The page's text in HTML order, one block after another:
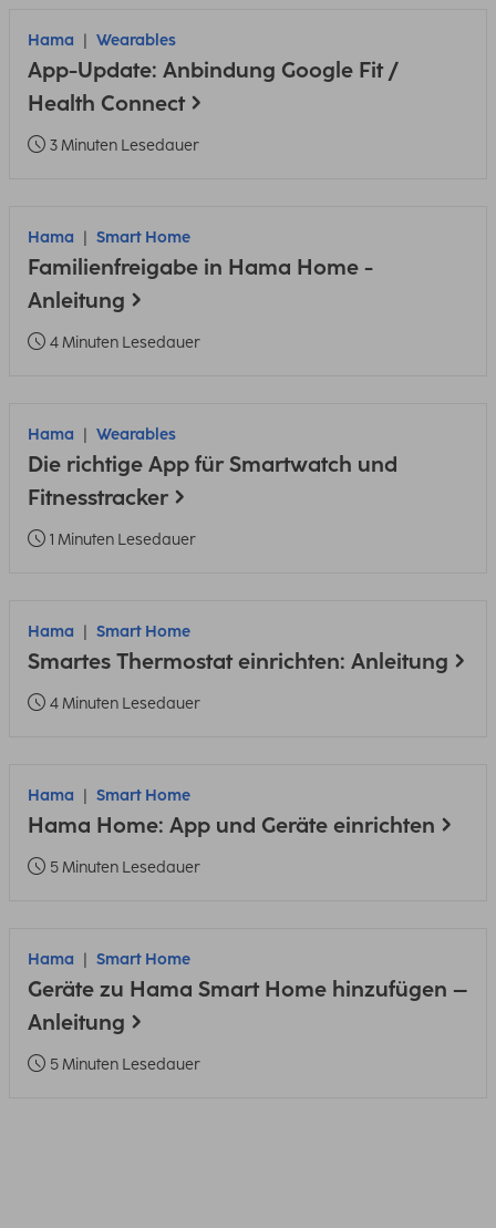
Hama Wearables
App-Update: Anbindung Google Fit /
Health Connect
3 Minuten Lesedauer
Hama Smart Home
Familienfreigabe in Hama Home -
Anleitung
4 Minuten Lesedauer
Hama Wearables
Die richtige App für Smartwatch und
Fitnesstracker
1 Minuten Lesedauer
Hama Smart Home
Smartes Thermostat einrichten: Anleitung
4 Minuten Lesedauer
Hama Smart Home
Hama Home: App und Geräte einrichten
5 Minuten Lesedauer
Hama Smart Home
Geräte zu Hama Smart Home hinzufügen –
Anleitung
5 Minuten Lesedauer